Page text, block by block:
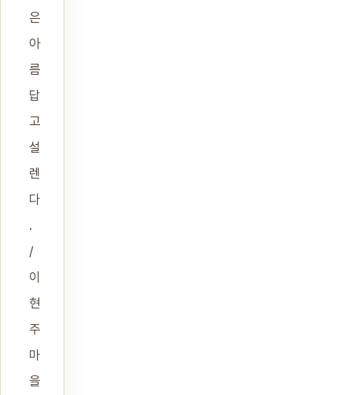
은
아
름
답
고
설
렌
다
.
/
이
현
주
마
을